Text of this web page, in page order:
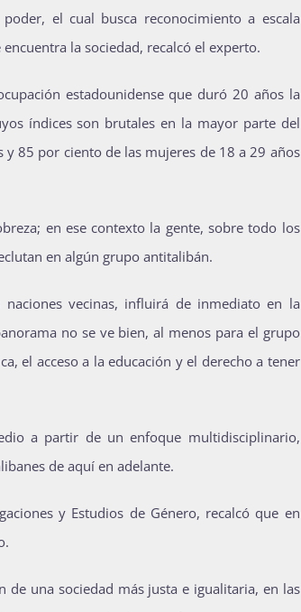
el cual busca reconocimiento a escala
la sociedad, recalcó el experto.
estadounidense que duró 20 años la
índices son brutales en la mayor parte del
85 por ciento de las mujeres de 18 a 29 años
en ese contexto la gente, sobre todo los
en algún grupo antitalibán.
vecinas, influirá de inmediato en la
no se ve bien, al menos para el grupo
el acceso a la educación y el derecho a tener
a partir de un enfoque multidisciplinario,
de aquí en adelante.
y Estudios de Género, recalcó que en
de una sociedad más justa e igualitaria, en las